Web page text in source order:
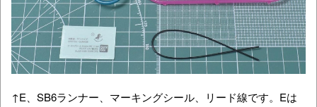
↑E、SB6ランナー、マーキングシール、リード線です。Eは